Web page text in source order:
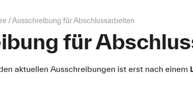
Ausschreibung für Abschlussarbeiten
für
aktuellen Ausschreibungen ist erst nach einem